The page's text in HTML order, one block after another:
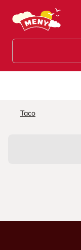
Hopp til hovedinnhold
Taco